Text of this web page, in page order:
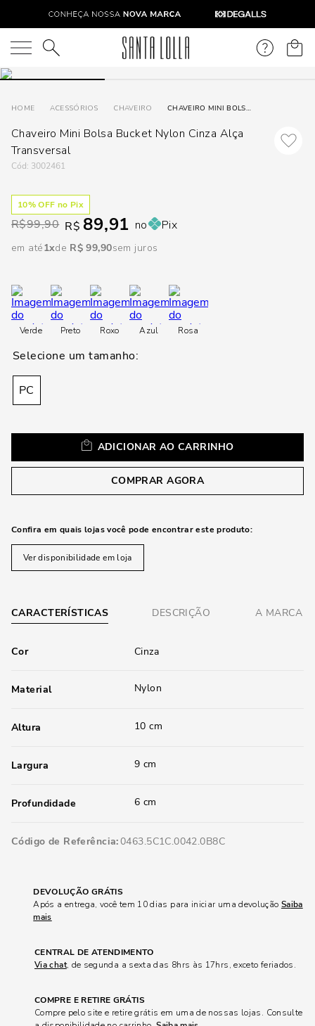
O que você está procurando?
ACESSÓRIOS CHAVEIRO CHAVEIRO MINI BOLSA BUCKET NYLON CINZA ALÇA TRANSVERSAL
Chaveiro Mini Bolsa Bucket Nylon Cinza Alça
Transversal
: 3002461
10% OFF no Pix
R$99,90 R$ 89,91 no Pix
em até1 R$ 99,90sem juros
Verde Preto Roxo Azul Rosa
PC
ADICIONAR AO CARRINHO
COMPRAR AGORA
Confira em quais lojas você pode encontrar este produto:
Ver disponibilidade em loja
CARACTERÍSTICAS DESCRIÇÃO A MARCA
Cor Cinza
Material Nylon
Altura 10 cm
Largura 9 cm
Profundidade 6 cm
Código de Referência 0463.5C1C.0042.0B8C
DEVOLUÇÃO GRÁTIS
Após a entrega, você tem 10 dias para iniciar uma devolução Saiba
mais
CENTRAL DE ATENDIMENTO
Via chat, de segunda a sexta das 8hrs às 17hrs, exceto feriados.
COMPRE E RETIRE GRÁTIS
Compre pelo site e retire grátis em uma de nossas lojas. Consulte